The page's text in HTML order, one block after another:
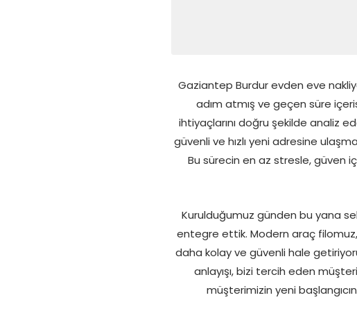
Gaziantep Burdur evden eve
adım atmış ve geçen süre
ihtiyaçlarını doğru şekilde analiz
güvenli ve hızlı yeni adresine
Bu sürecin en az stresle, güven
Kurulduğumuz günden bu yana
entegre ettik. Modern araç
daha kolay ve güvenli hale
anlayışı, bizi tercih eden
müşterimizin yeni